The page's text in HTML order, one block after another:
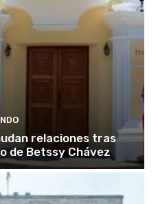
relaciones tras
de Betssy Chávez